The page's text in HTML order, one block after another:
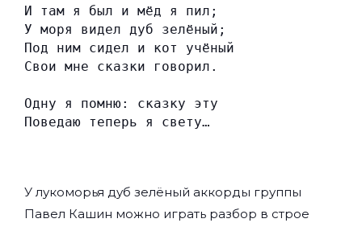
И там я был и мёд я пил;
У моря видел дуб зелёный;
Под ним сидел и кот учёный
Свои мне сказки говорил.
Одну я помню: сказку эту
Поведаю теперь я свету…
У лукоморья дуб зелёный аккорды группы
Павел Кашин можно играть разбор в строе